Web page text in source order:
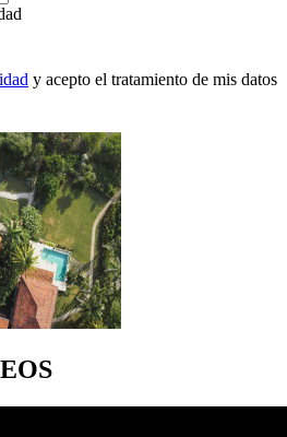
y acepto el tratamiento de mis datos